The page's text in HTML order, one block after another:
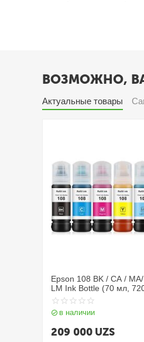
ВОЗМОЖНО,
Актуальные товары
Epson 108 BK / CA /
LM Ink Bottle (70 мл, 7200 стр.,
2100 фото 10x15) для
L18050
в наличии
209 000 UZS